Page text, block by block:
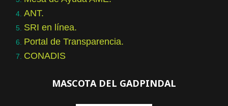
ANT.
SRI en línea.
Portal de Transparencia.
CONADIS
MASCOTA DEL GADPINDAL